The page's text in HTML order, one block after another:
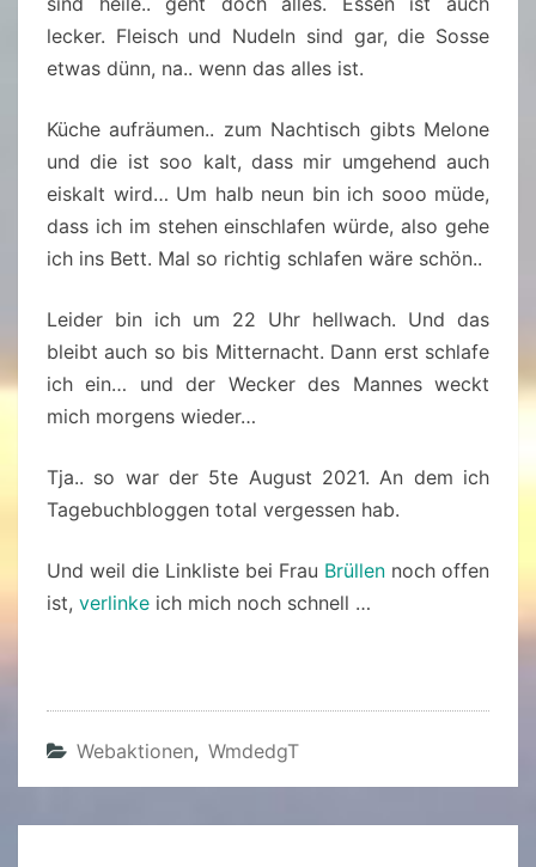
lecker. Fleisch und Nudeln sind gar, die Sosse
etwas dünn, na.. wenn das alles ist.
Küche aufräumen.. zum Nachtisch gibts Melone
und die ist soo kalt, dass mir umgehend auch
eiskalt wird… Um halb neun bin ich sooo müde,
dass ich im stehen einschlafen würde, also gehe
ich ins Bett. Mal so richtig schlafen wäre schön..
Leider bin ich um 22 Uhr hellwach. Und das
bleibt auch so bis Mitternacht. Dann erst schlafe
ich ein… und der Wecker des Mannes weckt
mich morgens wieder…
Tja.. so war der 5te August 2021. An dem ich
Tagebuchbloggen total vergessen hab.
Und weil die Linkliste bei Frau Brüllen noch offen
ist, verlinke ich mich noch schnell …
Webaktionen, WmdedgT